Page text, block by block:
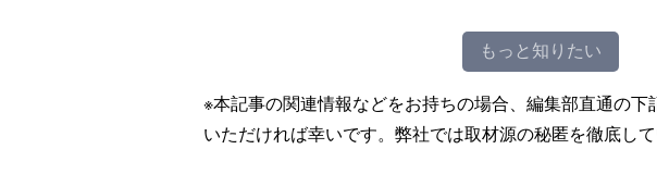
もっと知りたい
※本記事の関連情報などをお持ちの場合、編集部直通の下
いただければ幸いです。弊社では取材源の秘匿を徹底して